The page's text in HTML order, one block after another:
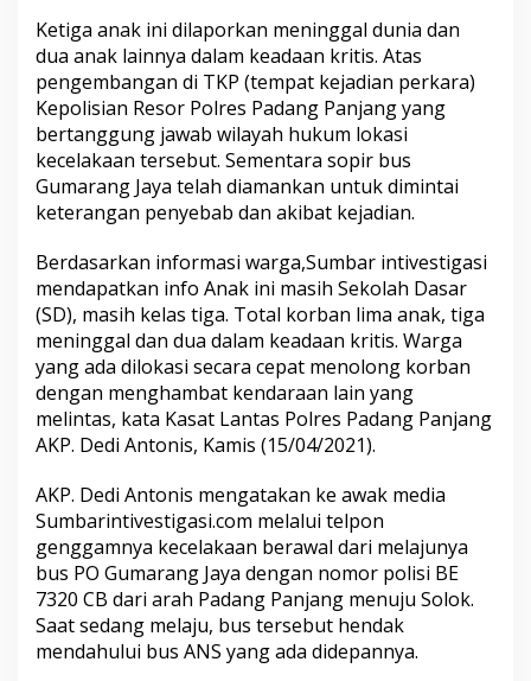
l
a
n
g
T
a
k
D
p
t
D
i
o
l
a
k
S
s
w
a
S
e
k
o
l
Ketiga anak ini dilaporkan meninggal dunia dan
dua anak lainnya dalam keadaan kritis. Atas
pengembangan di TKP (tempat kejadian perkara)
Kepolisian Resor Polres Padang Panjang yang
bertanggung jawab wilayah hukum lokasi
kecelakaan tersebut. Sementara sopir bus
Gumarang Jaya telah diamankan untuk dimintai
keterangan penyebab dan akibat kejadian.
Berdasarkan informasi warga,Sumbar intivestigasi
mendapatkan info Anak ini masih Sekolah Dasar
(SD), masih kelas tiga. Total korban lima anak, tiga
meninggal dan dua dalam keadaan kritis. Warga
yang ada dilokasi secara cepat menolong korban
dengan menghambat kendaraan lain yang
melintas, kata Kasat Lantas Polres Padang Panjang
AKP. Dedi Antonis, Kamis (15/04/2021).
AKP. Dedi Antonis mengatakan ke awak media
Sumbarintivestigasi.com melalui telpon
genggamnya kecelakaan berawal dari melajunya
bus PO Gumarang Jaya dengan nomor polisi BE
7320 CB dari arah Padang Panjang menuju Solok.
Saat sedang melaju, bus tersebut hendak
mendahului bus ANS yang ada didepannya.